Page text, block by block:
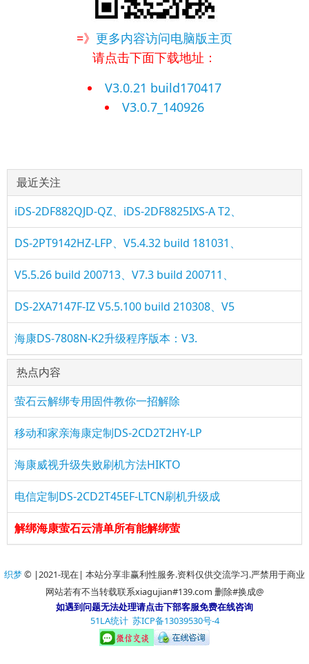
=》 更多内容访问电脑版主页
请点击下面下载地址：
V3.0.21 build170417
V3.0.7_140926
最近关注
iDS-2DF882QJD-QZ、iDS-2DF8825IXS-A T2、
DS-2PT9142HZ-LFP、V5.4.32 build 181031、
V5.5.26 build 200713、V7.3 build 200711、
DS-2XA7147F-IZ V5.5.100 build 210308、V5
海康DS-7808N-K2升级程序版本：V3.
热点内容
萤石云解绑专用固件教你一招解除
移动和家亲海康定制DS-2CD2T2HY-LP
海康威视升级失败刷机方法HIKTO
电信定制DS-2CD2T45EF-LTCN刷机升级成
解绑海康萤石云清单所有能解绑萤
织梦© |2021-现在| 本站分享非赢利性服务.资料仅供交流学习.严禁用于商业
网站若有不当转载联系xiagujian#139.com 删除#换成@
如遇到问题无法处理请点击下部客服免费在线咨询
51LA统计 苏ICP备13039530号-4